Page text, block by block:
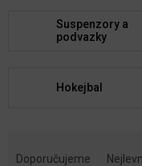
Suspenzory a
podvazky
Hokejbal
Doporučujeme